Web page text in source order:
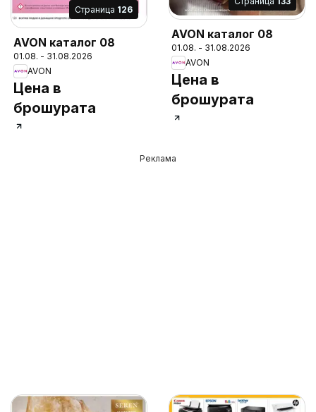
Cтраница 126
AVON каталог 08
01.08. - 31.08.2026
AVON
Цена в
брошурата
AVON каталог 08
01.08. - 31.08.2026
AVON
Цена в
брошурата
Реклама